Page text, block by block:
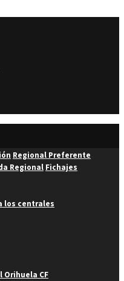
Regional Preferente
Regional Fichajes
los centrales
Orihuela CF